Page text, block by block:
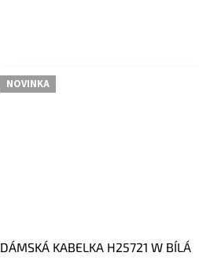
NOVINKA
DÁMSKÁ KABELKA H25721 W BÍLÁ